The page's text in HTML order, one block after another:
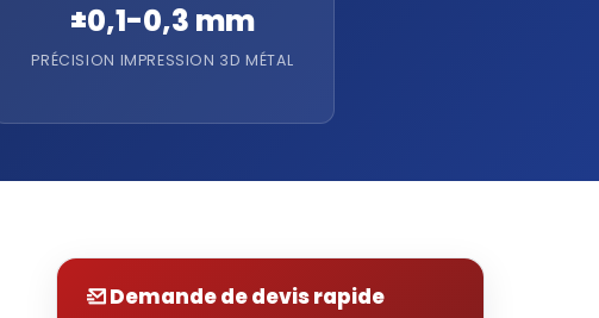
±0,1-0,3 mm
PRÉCISION IMPRESSION 3D MÉTAL
Demande de devis rapide